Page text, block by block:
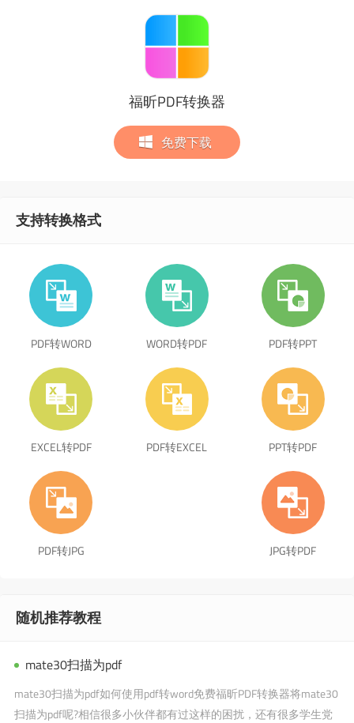
福昕PDF转换器
免费下载
支持转换格式
PDF转WORD WORD转PDF PDF转PPT
EXCEL转PDF PDF转EXCEL PPT转PDF
PDF转JPG JPG转PDF
随机推荐教程
mate30扫描为pdf
mate30扫描为pdf如何使用pdf转word免费福昕PDF转换器将mate30
扫描为pdf呢?相信很多小伙伴都有过这样的困扰，还有很多学生党